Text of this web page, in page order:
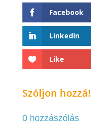
Facebook
LinkedIn
Like
Szóljon hozzá!
0 hozzászólás